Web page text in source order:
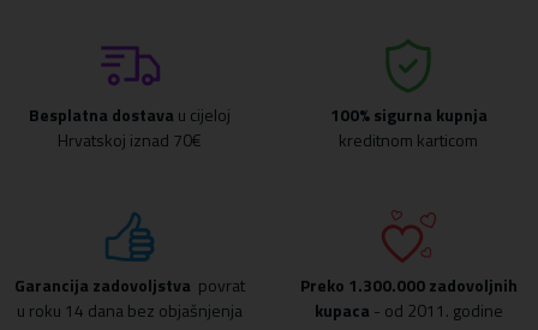
Besplatna dostava u cijeloj
Hrvatskoj iznad 70€
100% sigurna kupnja
kreditnom karticom
Garancija zadovoljstva povrat
u roku 14 dana bez objašnjenja
Preko 1.300.000 zadovoljnih
kupaca - od 2011. godine